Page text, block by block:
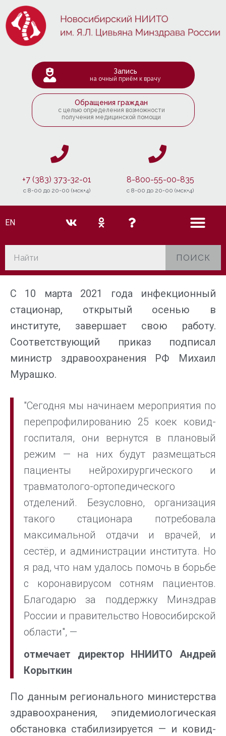
Запись
на очный приём к врачу
Обращения граждан
с целью определения возможности
получения медицинской помощи
+7 (383) 373-32-01
c 8-00 до 20-00 (мск+4)
8-800-55-00-835
c 8-00 до 20-00 (мск+4)
EN
ПОИСК
С 10 марта 2021 года инфекционный
стационар, открытый осенью в
институте, завершает свою работу.
Соответствующий приказ подписал
министр здравоохранения РФ Михаил
Мурашко.
"Сегодня мы начинаем мероприятия по
перепрофилированию 25 коек ковид-
госпиталя, они вернутся в плановый
режим — на них будут размещаться
пациенты нейрохирургического и
травматолого-ортопедического
отделений. Безусловно, организация
такого стационара потребовала
максимальной отдачи и врачей, и
сестёр, и администрации института. Но
я рад, что нам удалось помочь в борьбе
с коронавирусом сотням пациентов.
Благодарю за поддержку Минздрав
России и правительство Новосибирской
области", —
отмечает директор ННИИТО Андрей
Корыткин
По данным регионального министерства
здравоохранения, эпидемиологическая
обстановка стабилизируется — и ковид-